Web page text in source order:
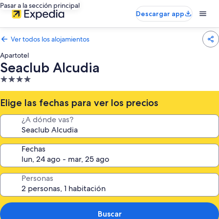
Pasar a la sección principal
Descargar app
Ver todos los alojamientos
Apartotel
Seaclub Alcudia
Alojamiento
de
4.0 estrellas
Elige las fechas para ver los precios
¿A dónde vas?
Fechas
Personas
Buscar